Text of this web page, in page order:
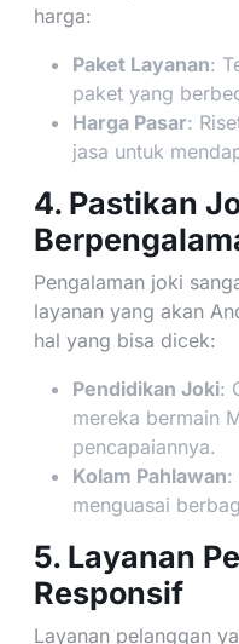
harga:
Paket Layanan:
paket yang
Harga Pasar:
jasa untuk
4. Pastikan
Pengalaman joki
layanan yang akan
hal yang bisa dicek:
Pendidikan Joki:
mereka bermain
pencapaiannya.
Kolam Pahlawan:
menguasai
5. Layanan
Responsif
Layanan pelanggan